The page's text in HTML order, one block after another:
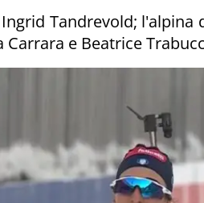
Tandrevold;
e Beatrice